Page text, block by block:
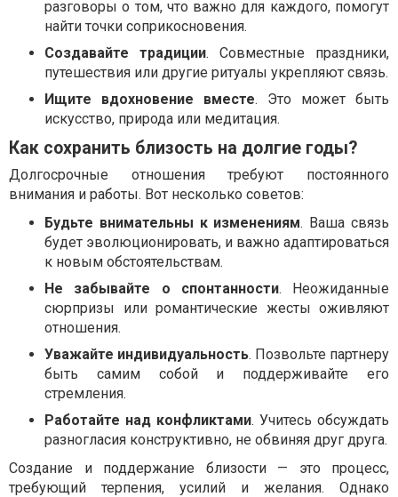
разговоры о том, что важно для каждого, помогут
найти точки соприкосновения.
Создавайте традиции. Совместные праздники,
путешествия или другие ритуалы укрепляют связь.
Ищите вдохновение вместе. Это может быть
искусство, природа или медитация.
Как сохранить близость на долгие годы?
Долгосрочные отношения требуют постоянного
внимания и работы. Вот несколько советов:
Будьте внимательны к изменениям. Ваша связь
будет эволюционировать, и важно адаптироваться
к новым обстоятельствам.
Не забывайте о спонтанности. Неожиданные
сюрпризы или романтические жесты оживляют
отношения.
Уважайте индивидуальность. Позвольте партнеру
быть самим собой и поддерживайте его
стремления.
Работайте над конфликтами. Учитесь обсуждать
разногласия конструктивно, не обвиняя друг друга.
Создание и поддержание близости — это процесс,
требующий терпения, усилий и желания. Однако